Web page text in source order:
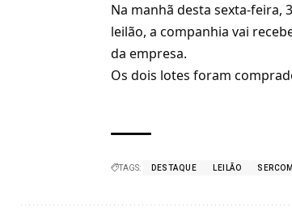
Na manhã desta sexta-feira,
leilão, a companhia vai
da empresa.
Os dois lotes foram
TAGS: DESTAQUE LEILÃO